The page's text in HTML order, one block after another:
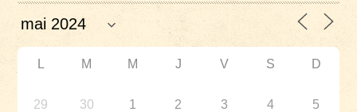
L M M J V S D
29 30 1 2 3 4 5